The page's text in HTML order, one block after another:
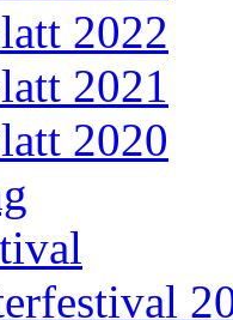
2022
2021
2020